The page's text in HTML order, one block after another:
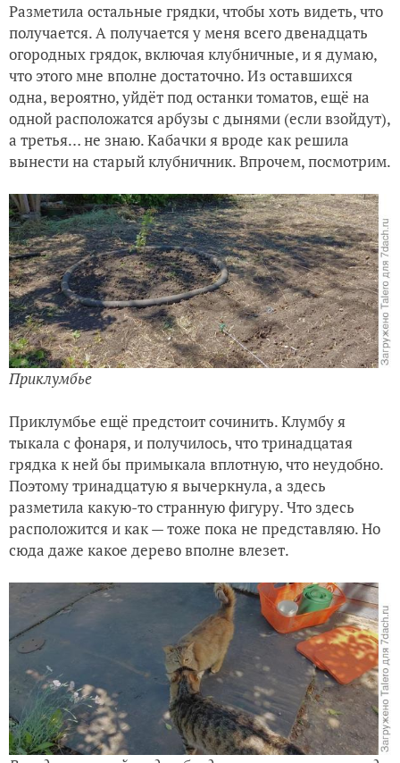
Разметила остальные грядки, чтобы хоть видеть, что
получается. А получается у меня всего двенадцать
огородных грядок, включая клубничные, и я думаю,
что этого мне вполне достаточно. Из оставшихся
одна, вероятно, уйдёт под останки томатов, ещё на
одной расположатся арбузы с дынями (если взойдут),
а третья… не знаю. Кабачки я вроде как решила
вынести на старый клубничник. Впрочем, посмотрим.
Приклумбье
Приклумбье ещё предстоит сочинить. Клумбу я
тыкала с фонаря, и получилось, что тринадцатая
грядка к ней бы примыкала вплотную, что неудобно.
Поэтому тринадцатую я вычеркнула, а здесь
разметила какую-то странную фигуру. Что здесь
расположится и как — тоже пока не представляю. Но
сюда даже какое дерево вполне влезет.